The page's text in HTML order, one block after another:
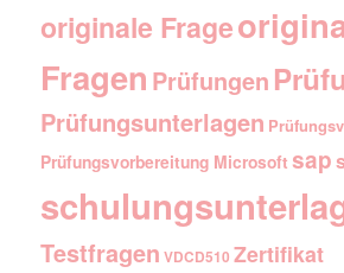
originale Frage
Fragen Prüfungen
Prüfungsunterlagen
Prüfungsvorbereitung Microsoft sap
Testfragen VDCD510 Zertifikat